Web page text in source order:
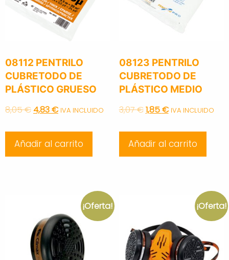
08112 PENTRILO
CUBRETODO DE
PLÁSTICO GRUESO
8,05€Original
was:
4,83€Current
is:
IVA INCLUIDO
Añadir al carrito
08123 PENTRILO
CUBRETODO DE
PLÁSTICO MEDIO
3,07€Original
was:
1,85€Current
is:
IVA INCLUIDO
Añadir al carrito
¡Oferta! ¡Oferta!